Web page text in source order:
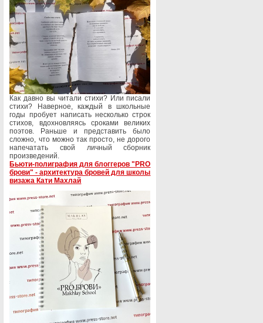
Как давно вы читали стихи? Или писали
стихи? Наверное, каждый в школьные
годы пробует написать несколько строк
стихов, вдохновляясь сроками великих
поэтов. Раньше и представить было
сложно, что можно так просто, не дорого
напечатать свой личный сборник
произведений.
Бьюти-полиграфия для блоггеров "PRO
брови" - архитектура бровей для школы
визажа Кати Махлай